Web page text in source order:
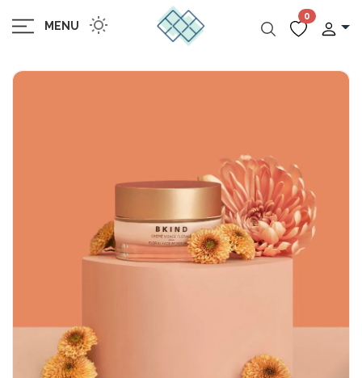
MENU
0